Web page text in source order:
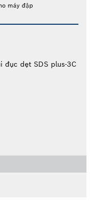
máy đập
dẹt SDS plus-3C